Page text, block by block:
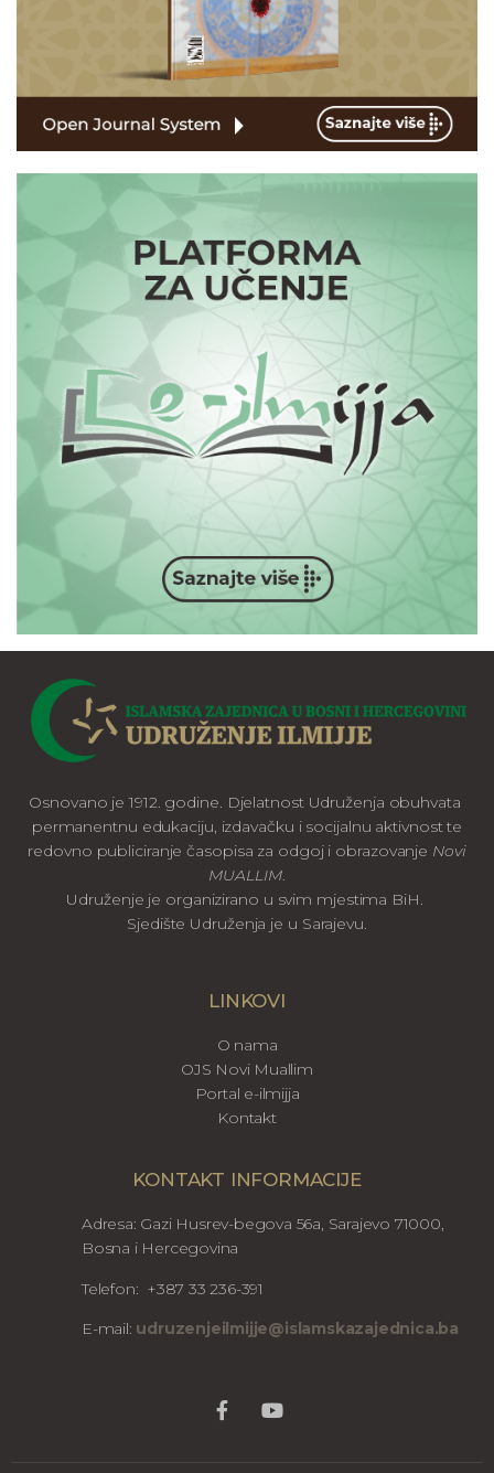
Osnovano je 1912. godine. Djelatnost Udruženja obuhvata
permanentnu edukaciju, izdavačku i socijalnu aktivnost te
redovno publiciranje časopisa za odgoj i obrazovanje Novi
MUALLIM.
Udruženje je organizirano u svim mjestima BiH.
Sjedište Udruženja je u Sarajevu.
LINKOVI
O nama
OJS Novi Muallim
Portal e-ilmijja
Kontakt
KONTAKT INFORMACIJE
Adresa: Gazi Husrev-begova 56a, Sarajevo 71000,
Bosna i Hercegovina
Telefon: +387 33 236-391
E-mail: udruzenjeilmijje@islamskazajednica.ba